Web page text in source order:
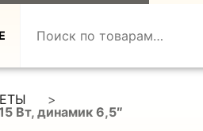
>
Вт, динамик 6,5″